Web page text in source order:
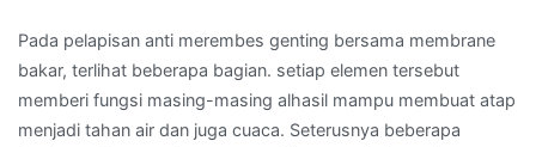
Pada pelapisan anti merembes genting bersama membrane
bakar, terlihat beberapa bagian. setiap elemen tersebut
memberi fungsi masing-masing alhasil mampu membuat atap
menjadi tahan air dan juga cuaca. Seterusnya beberapa